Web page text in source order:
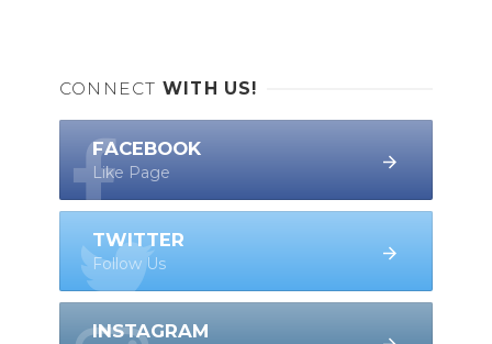
CONNECT WITH US!
FACEBOOK
Like Page
TWITTER
Follow Us
INSTAGRAM